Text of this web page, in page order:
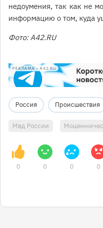
недоумения, так как не
информацию о том, куда
Фото: А42.RU
РЕКЛАМА • A42.RU
Россия Происшествия
Мвд России
0 0 0 0